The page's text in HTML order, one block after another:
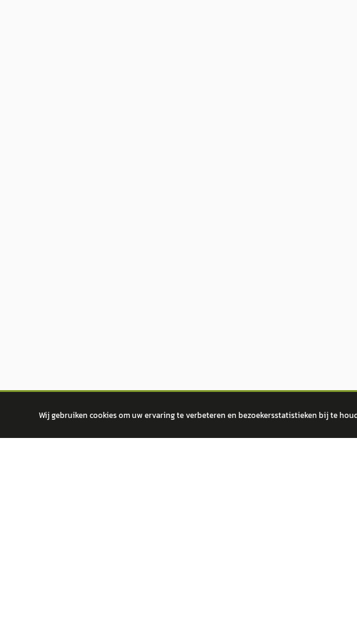
Wij gebruiken cookies om uw ervaring te verbeteren en bezoekersstatistieken bij te